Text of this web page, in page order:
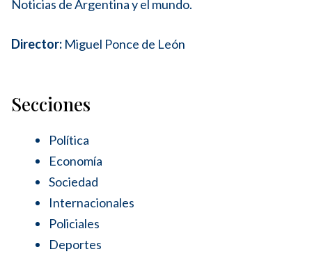
Noticias de Argentina y el mundo.
Director: Miguel Ponce de León
Secciones
Política
Economía
Sociedad
Internacionales
Policiales
Deportes